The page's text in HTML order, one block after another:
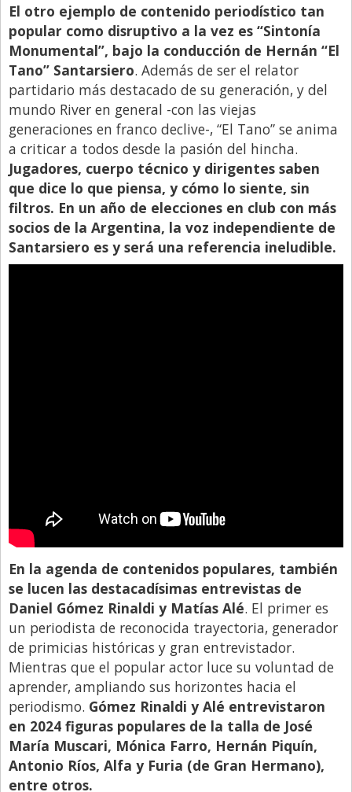
El otro ejemplo de contenido periodístico tan
popular como disruptivo a la vez es “Sintonía
Monumental”, bajo la conducción de Hernán “El
Tano” Santarsiero. Además de ser el relator
partidario más destacado de su generación, y del
mundo River en general -con las viejas
generaciones en franco declive-, “El Tano” se anima
a criticar a todos desde la pasión del hincha.
Jugadores, cuerpo técnico y dirigentes saben
que dice lo que piensa, y cómo lo siente, sin
filtros. En un año de elecciones en club con más
socios de la Argentina, la voz independiente de
Santarsiero es y será una referencia ineludible.
En la agenda de contenidos populares, también
se lucen las destacadísimas entrevistas de
Daniel Gómez Rinaldi y Matías Alé. El primer es
un periodista de reconocida trayectoria, generador
de primicias históricas y gran entrevistador.
Mientras que el popular actor luce su voluntad de
aprender, ampliando sus horizontes hacia el
periodismo. Gómez Rinaldi y Alé entrevistaron
en 2024 figuras populares de la talla de José
María Muscari, Mónica Farro, Hernán Piquín,
Antonio Ríos, Alfa y Furia (de Gran Hermano),
entre otros.